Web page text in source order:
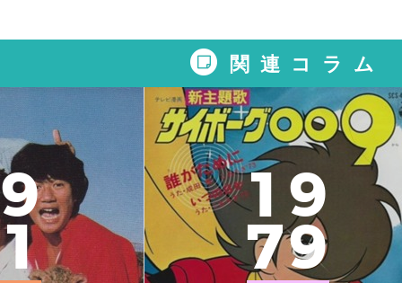
関連コラム
9
1
1 9
79